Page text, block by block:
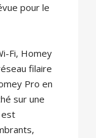
pour le
Fi, Homey
filaire
Pro en
sur une
est